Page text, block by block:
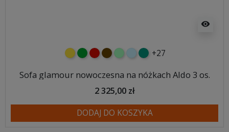
visibility
żółtyzielonyczerwony
czekoladowy
miętowybłękitny
turkusowy
+27
Sofa glamour nowoczesna na nóżkach Aldo 3 os.
2 325,00 zł
DODAJ DO KOSZYKA